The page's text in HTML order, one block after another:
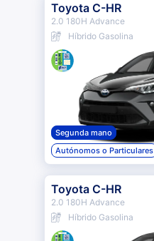
Toyota C-HR
2.0 180H Advance
Híbrido Gasolina
Segunda mano
Autónomos o Particulares
Toyota C-HR
2.0 180H Advance
Híbrido Gasolina